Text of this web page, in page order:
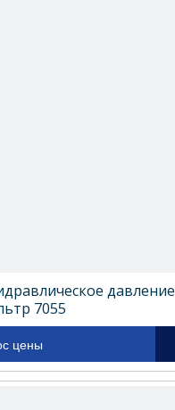
давление
7055
цены